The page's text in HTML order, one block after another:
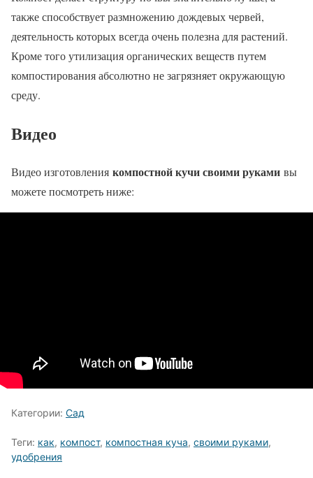
также способствует размножению дождевых червей,
деятельность которых всегда очень полезна для растений.
Кроме того утилизация органических веществ путем
компостирования абсолютно не загрязняет окружающую
среду.
Видео
Видео изготовления компостной кучи своими руками вы
можете посмотреть ниже:
Категории: Сад
Теги: как, компост, компостная куча, своими руками,
удобрения